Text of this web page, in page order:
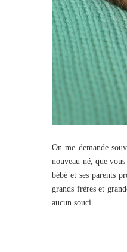
On me demande
nouveau-né, que
bébé et ses parents
grands frères et
aucun souci.